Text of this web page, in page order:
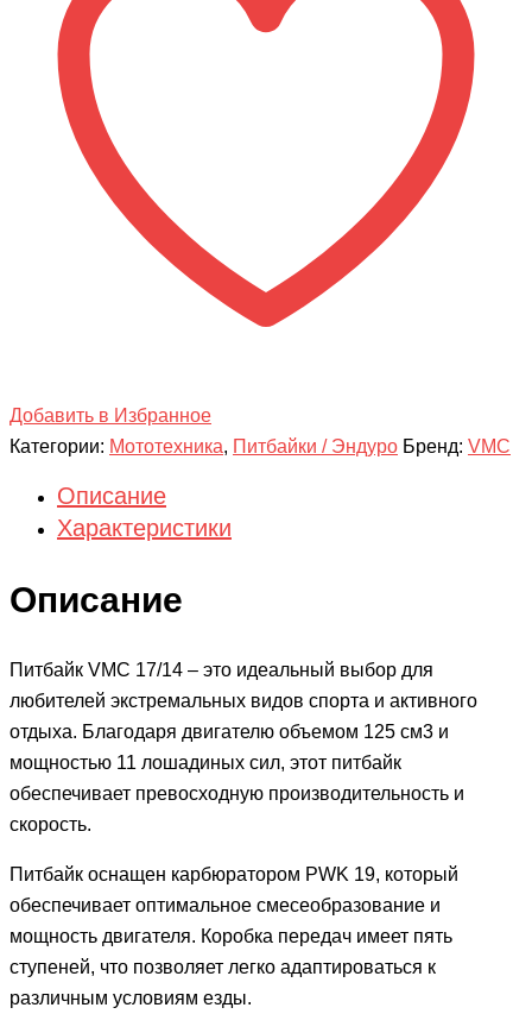
Электрический
Стартер
Добавить в Избранное
Категории: Мототехника, Питбайки / Эндуро Бренд: VMC
Описание
Характеристики
Описание
Питбайк VMC 17/14 – это идеальный выбор для
любителей экстремальных видов спорта и активного
отдыха. Благодаря двигателю объемом 125 см3 и
мощностью 11 лошадиных сил, этот питбайк
обеспечивает превосходную производительность и
скорость.
Питбайк оснащен карбюратором РWK 19, который
обеспечивает оптимальное смесеобразование и
мощность двигателя. Коробка передач имеет пять
ступеней, что позволяет легко адаптироваться к
различным условиям езды.